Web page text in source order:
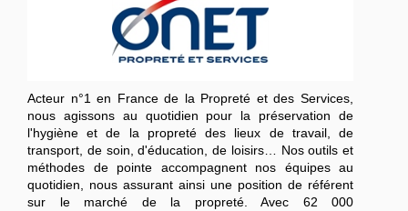
Acteur n°1 en France de la Propreté et des Services,
nous agissons au quotidien pour la préservation de
l'hygiène et de la propreté des lieux de travail, de
transport, de soin, d'éducation, de loisirs… Nos outils et
méthodes de pointe accompagnent nos équipes au
quotidien, nous assurant ainsi une position de référent
sur le marché de la propreté. Avec 62 000